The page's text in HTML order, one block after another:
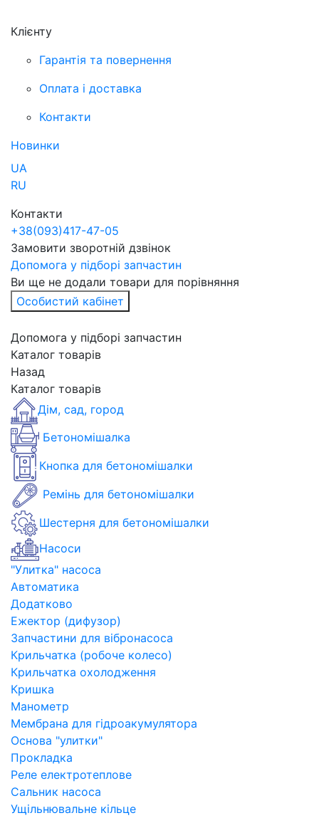
Клієнту
Гарантія та повернення
Оплата і доставка
Контакти
Новинки
UA
RU
Контакти
+38(093)417-47-05
Замовити зворотній дзвінок
Допомога у підборі запчастин
Ви ще не додали товари для порівняння
Особистий кабінет
Допомога у підборі запчастин
Каталог товарів
Назад
Каталог товарів
Дім, сад, город
Бетономішалка
Кнопка для бетономішалки
Ремінь для бетономішалки
Шестерня для бетономішалки
Насоси
"Улитка" насоса
Автоматика
Додатково
Ежектор (дифузор)
Запчастини для вібронасоса
Крильчатка (робоче колесо)
Крильчатка охолодження
Кришка
Манометр
Мембрана для гідроакумулятора
Основа "улитки"
Прокладка
Реле електротеплове
Сальник насоса
Ущільнювальне кільце